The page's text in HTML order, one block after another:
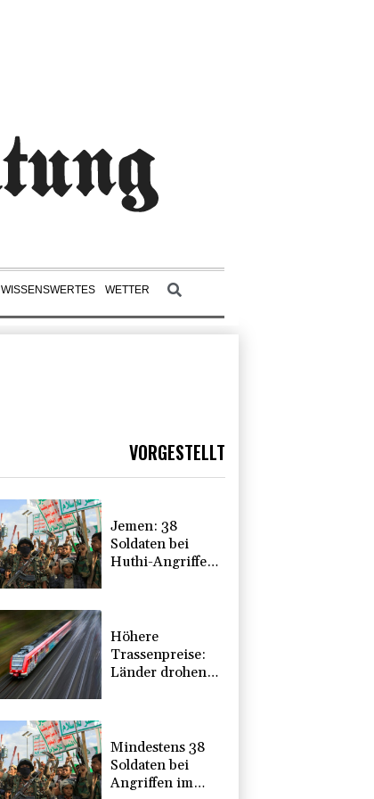
WISSENSWERTES WETTER
VORGESTELLT
Jemen: 38
Soldaten bei
Huthi-Angriffen
Vergeltung an
Höhere
Trassenpreise:
Länder drohen
Mindestens 38
Soldaten bei
Angriffen im